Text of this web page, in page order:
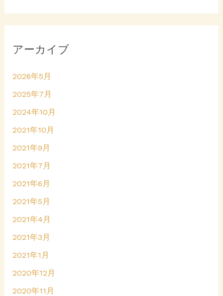
アーカイブ
2026年5月
2025年7月
2024年10月
2021年10月
2021年9月
2021年7月
2021年6月
2021年5月
2021年4月
2021年3月
2021年1月
2020年12月
2020年11月